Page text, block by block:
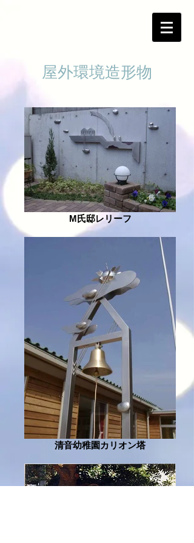
屋外環境造形物
M氏邸レリーフ
清音幼稚園カリオン塔